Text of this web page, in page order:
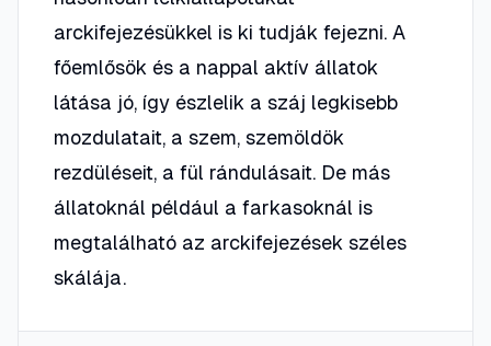
arckifejezésükkel is ki tudják fejezni. A
főemlősök és a nappal aktív állatok
látása jó, így észlelik a száj legkisebb
mozdulatait, a szem, szemöldök
rezdüléseit, a fül rándulásait. De más
állatoknál például a farkasoknál is
megtalálható az arckifejezések széles
skálája.